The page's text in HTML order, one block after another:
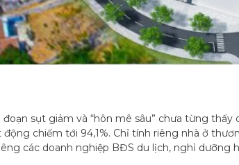
sụt giảm và “hôn mê sâu” chưa từng
chiếm tới 94,1%. Chỉ tính riêng nhà ở
các doanh nghiệp BĐS du lịch, nghỉ dưỡng